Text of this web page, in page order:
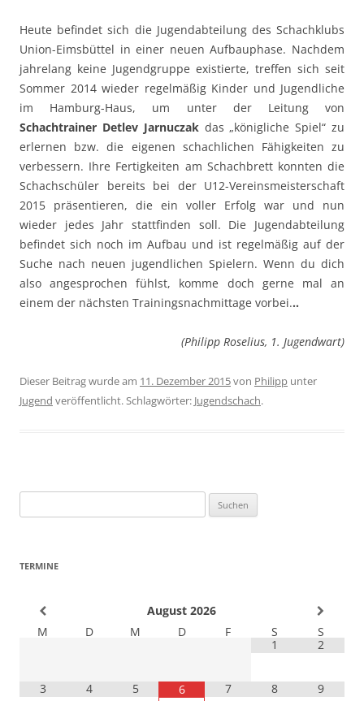
Heute befindet sich die Jugendabteilung des Schachklubs
Union-Eimsbüttel in einer neuen Aufbauphase. Nachdem
jahrelang keine Jugendgruppe existierte, treffen sich seit
Sommer 2014 wieder regelmäßig Kinder und Jugendliche
im Hamburg-Haus, um unter der Leitung von
Schachtrainer Detlev Jarnuczakdas „königliche Spiel“ zu
erlernen bzw. die eigenen schachlichen Fähigkeiten zu
verbessern. Ihre Fertigkeiten am Schachbrett konnten die
Schachschüler bereits bei der U12-Vereinsmeisterschaft
2015 präsentieren, die ein voller Erfolg war und nun
wieder jedes Jahr stattfinden soll. Die Jugendabteilung
befindet sich noch im Aufbau und ist regelmäßig auf der
Suche nach neuen jugendlichen Spielern. Wenn du dich
also angesprochen fühlst, komme doch gerne mal an
einem der nächsten Trainingsnachmittage vorbei...
(Philipp Roselius, 1. Jugendwart)
Dieser Beitrag wurde am 11. Dezember 2015von Philipp unter
Jugend veröffentlicht. Schlagwörter: Jugendschach.
nach:
TERMINE
August 2026
M
D M D F S
S
1
2
3 4 5 6 7 8 9